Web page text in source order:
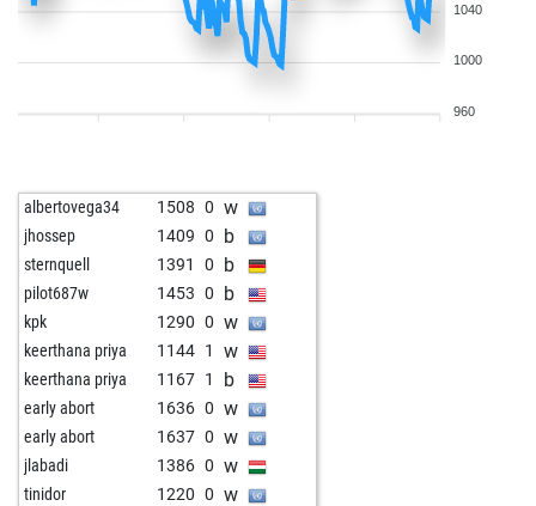
1040
1000
960
albertovega34 1508 0 w
jhossep 1409 0 b
sternquell 1391 0 b
pilot687w 1453 0 b
kpk 1290 0 w
keerthana priya 1144 1 w
keerthana priya 1167 1 b
early abort 1636 0 w
early abort 1637 0 w
jlabadi 1386 0 w
tinidor 1220 0 w